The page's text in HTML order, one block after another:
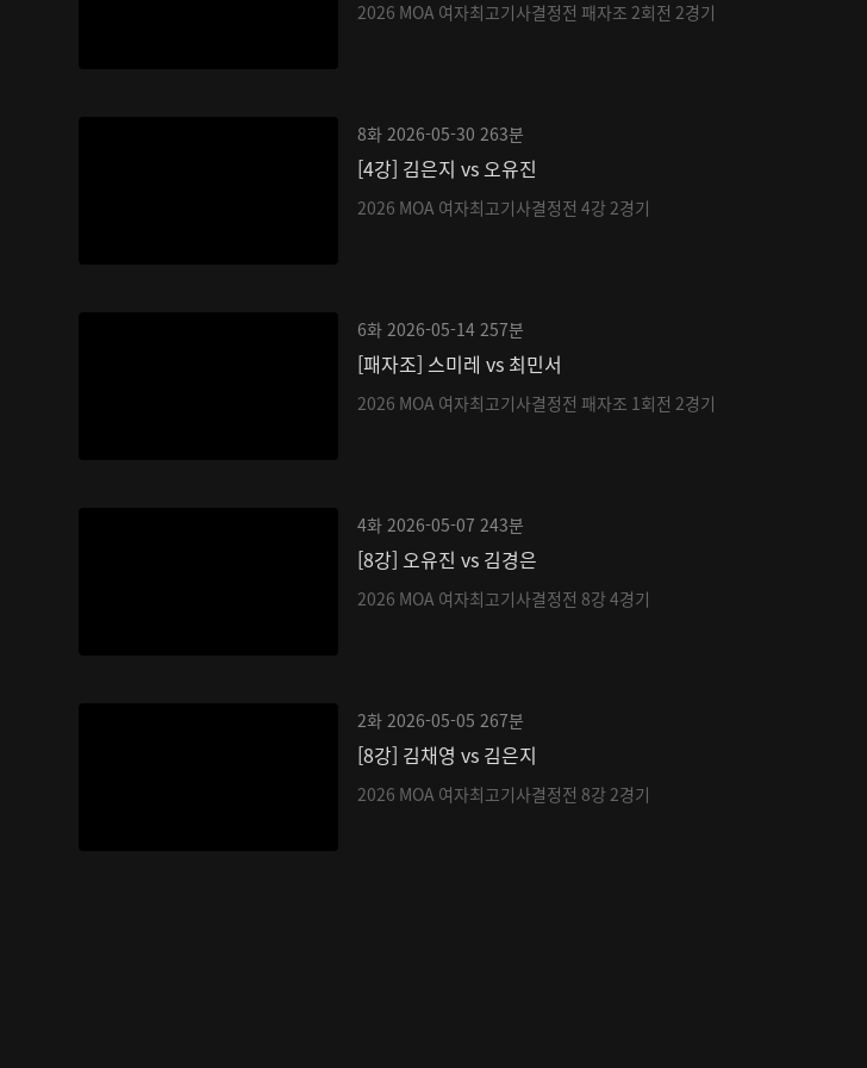
2026 MOA 여자최고기사결정전 패자조 2회전 2경기
8화 2026-05-30 263분
[4강] 김은지 vs 오유진
2026 MOA 여자최고기사결정전 4강 2경기
6화 2026-05-14 257분
[패자조] 스미레 vs 최민서
2026 MOA 여자최고기사결정전 패자조 1회전 2경기
4화 2026-05-07 243분
[8강] 오유진 vs 김경은
2026 MOA 여자최고기사결정전 8강 4경기
2화 2026-05-05 267분
[8강] 김채영 vs 김은지
2026 MOA 여자최고기사결정전 8강 2경기